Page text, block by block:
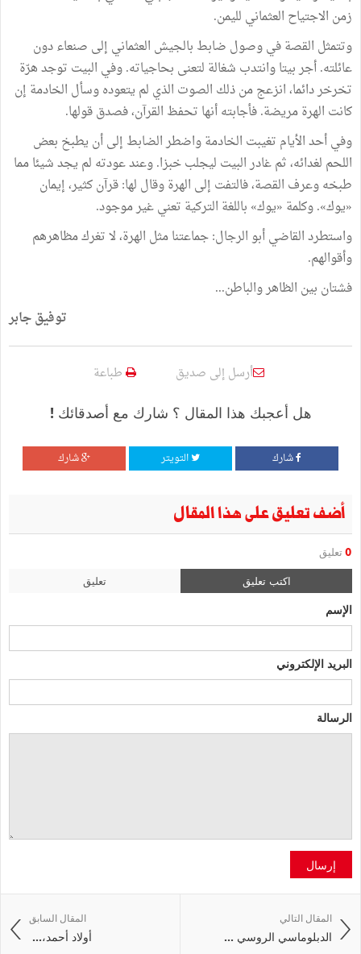
زمن الاجتياح العثماني لليمن.
وتتمثل القصةفيوصول ضابط بالجيش العثماني إلى صنعاءدون
عائلته.أجربيتاوانتدب شغالة لتعنى بحاجياته.وفي البيت توجدهرّة
تخرخردائما،انزعجمنذلك الصوت الذي لم يتعودهوسأل الخادمة إن
كانت الهرةمريضة.فأجابتهأنها تحفظ القرآن،فصدققولها.
وفيأحدالأيام تغيبت الخادمةواضطرالضابط إلىأن يطبخ بعض
اللحم لغدائه،ثمغادرالبيت ليجلبخبزا.وعندعودته لم يجدشيئامما
طبخهوعرف القصة،فالتفت إلى الهرةوقال لها:قرآنكثير،إيمان
«يوك»
.وكلمة «يوك» باللغة التركية تعنيغيرموجود.
واستطردالقاضيأبوالرجال:جماعتنامثل الهرة،لاتغركمظاهرهم
وأقوالهم.
فشتان بين الظاهروالباطن...
توفيقجابر
أرسل إلى صديق طباعة
هل أعجبك هذا المقال ؟ شارك مع أصدقائك !
شارك التويتر شارك
أضف تعليق على هذا المقال
0 تعليق
اكتب تعليق تعليق
الإسم
البريد الإلكتروني
الرسالة
إرسال
المقال السابق
أولاد‭ ‬أحمد،‭ ...
المقال التالي
الدبلوماسي الروسي ...